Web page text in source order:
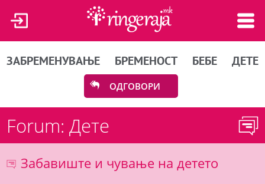
ЗАБРЕМЕНУВАЊЕ БРЕМЕНОСТ БЕБЕ ДЕТЕ
ОДГОВОРИ
Forum: Дете
Забавиште и чување на детето